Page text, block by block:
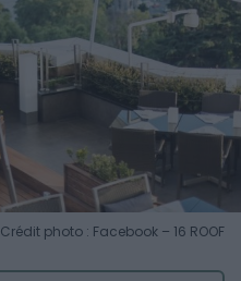
Crédit photo : Facebook – 16 ROOF